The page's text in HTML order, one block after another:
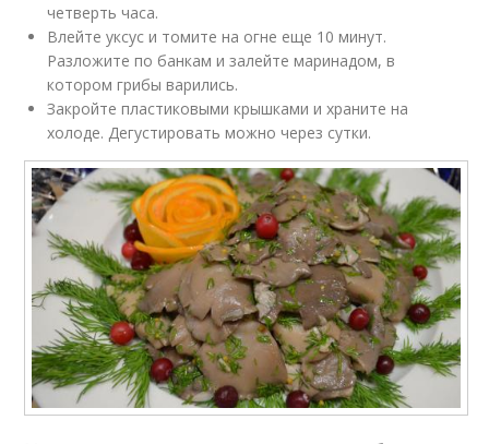
четверть часа.
Влейте уксус и томите на огне еще 10 минут.
Разложите по банкам и залейте маринадом, в
котором грибы варились.
Закройте пластиковыми крышками и храните на
холоде. Дегустировать можно через сутки.